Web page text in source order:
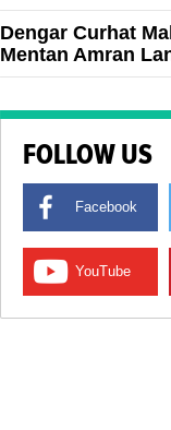
Dengar Curhat
Mentan Amran
FOLLOW US
Facebook
YouTube